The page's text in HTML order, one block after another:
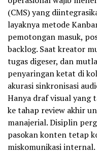
(CMS) yang
layaknya metode
pemotongan masuk,
backlog. Saat kreator
tugas digeser, dan
penyaringan ketat di
akurasi sinkronisasi
Hanya draf visual yang
ke tahap review akhir
manajerial. Disiplin
pasokan konten tetap
miskomunikasi internal.